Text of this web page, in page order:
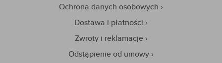
Ochrona danych osobowych
Dostawa i płatności
Zwroty i reklamacje
Odstąpienie od umowy